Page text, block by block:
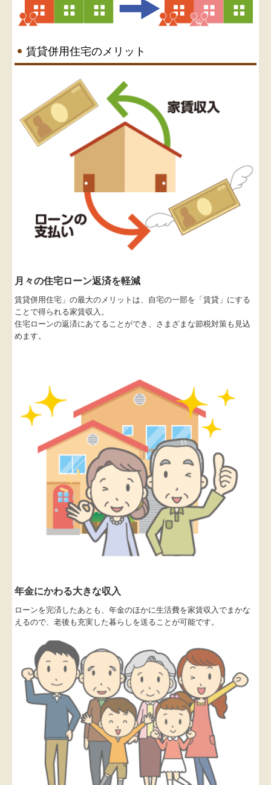
賃貸併用住宅のメリット
月々の住宅ローン返済を軽減
賃貸併用住宅」の最大のメリットは、自宅の一部を「賃貸」にする
ことで得られる家賃収入。
住宅ローンの返済にあてることができ、さまざまな節税対策も見込
めます。
年金にかわる大きな収入
ローンを完済したあとも、年金のほかに生活費を家賃収入でまかな
えるので、老後も充実した暮らしを送ることが可能です。